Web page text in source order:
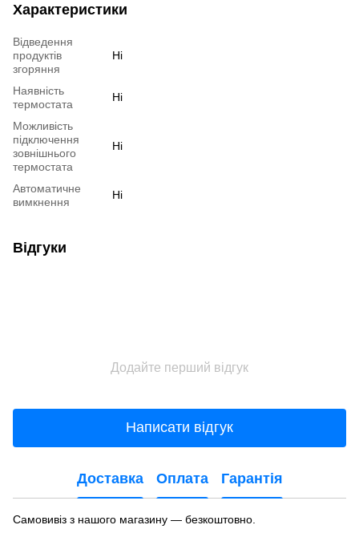
Характеристики
Відведення
продуктів
згоряння
Ні
Наявність
термостата
Ні
Можливість
підключення
зовнішнього
термостата
Ні
Автоматичне
вимкнення
Ні
Відгуки
Додайте перший відгук
Написати відгук
Доставка Оплата Гарантія
Самовивіз з нашого магазину — безкоштовно.